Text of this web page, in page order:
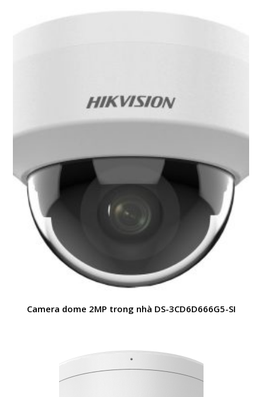
Camera dome 2MP trong nhà DS-3CD6D666G5-SI